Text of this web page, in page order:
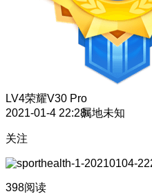
LV4荣耀V30 Pro
2021-01-4 22:28属地未知
关注
398阅读